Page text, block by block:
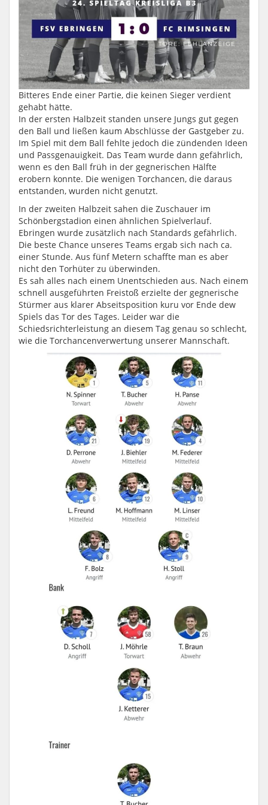
Bitteres Ende einer Partie, die keinen Sieger verdient
gehabt hätte.
In der ersten Halbzeit standen unsere Jungs gut gegen
den Ball und ließen kaum Abschlüsse der Gastgeber zu.
Im Spiel mit dem Ball fehlte jedoch die zündenden Ideen
und Passgenauigkeit. Das Team wurde dann gefährlich,
wenn es den Ball früh in der gegnerischen Hälfte
erobern konnte. Die wenigen Torchancen, die daraus
entstanden, wurden nicht genutzt.
In der zweiten Halbzeit sahen die Zuschauer im
Schönbergstadion einen ähnlichen Spielverlauf.
Ebringen wurde zusätzlich nach Standards gefährlich.
Die beste Chance unseres Teams ergab sich nach ca.
einer Stunde. Aus fünf Metern schaffte man es aber
nicht den Torhüter zu überwinden.
Es sah alles nach einem Unentschieden aus. Nach einem
schnell ausgeführten Freistoß erzielte der gegnerische
Stürmer aus klarer Abseitsposition kuru vor Ende dew
Spiels das Tor des Tages. Leider war die
Schiedsrichterleistung an diesem Tag genau so schlecht,
wie die Torchancenverwertung unserer Mannschaft.